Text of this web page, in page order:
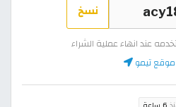
نسخ
عند انهاء عملية الشراء
موقع تيمو